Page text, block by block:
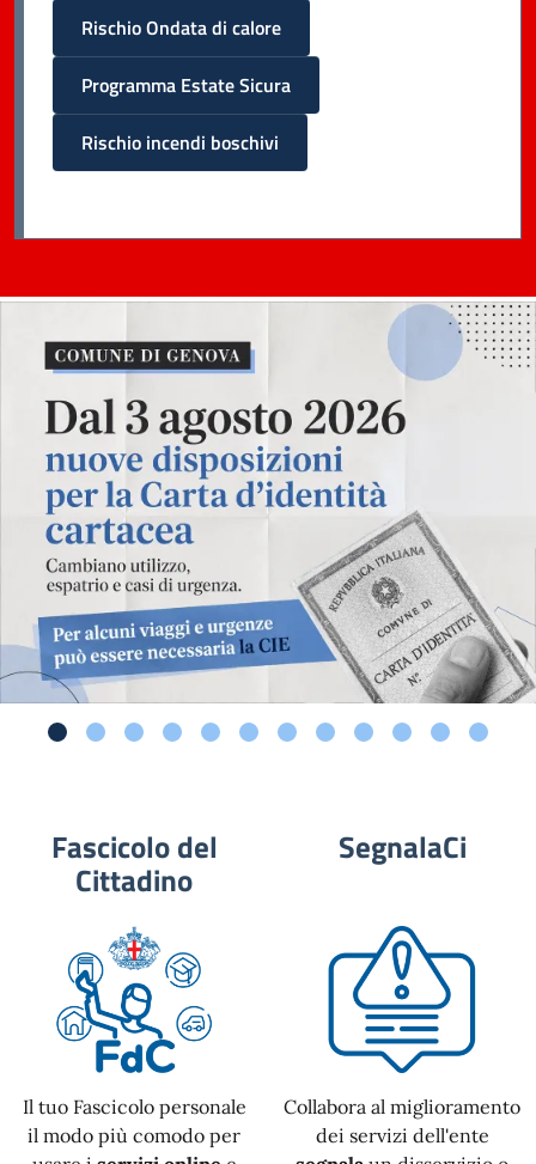
Rischio Ondata di calore
Programma Estate Sicura
Rischio incendi boschivi
Fascicolo del
Cittadino
Il tuo Fascicolo personale
il modo più comodo per
SegnalaCi
Collabora al miglioramento
dei servizi dell'ente